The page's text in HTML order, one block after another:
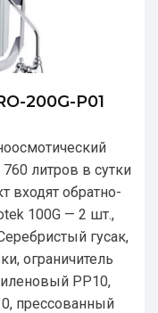
200G-P01
литров в сутки
входят обратно-
100G — 2 шт.,
гусак,
ограничитель
РР10,
прессованный